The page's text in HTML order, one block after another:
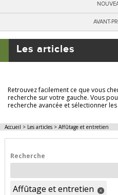
AVANT-
Les articles
Retrouvez facilement ce que vous
recherche sur votre gauche. Vous
recherche avancée et sélectionner
Accueil > Les articles> Affûtage et entretien
Recherche
Affûtage et entretien x